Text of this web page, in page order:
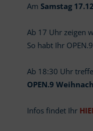
Am Samstag
Ab 17 Uhr zeigen
So habt Ihr
Ab 18:30 Uhr
OPEN.9
Infos findet Ihr